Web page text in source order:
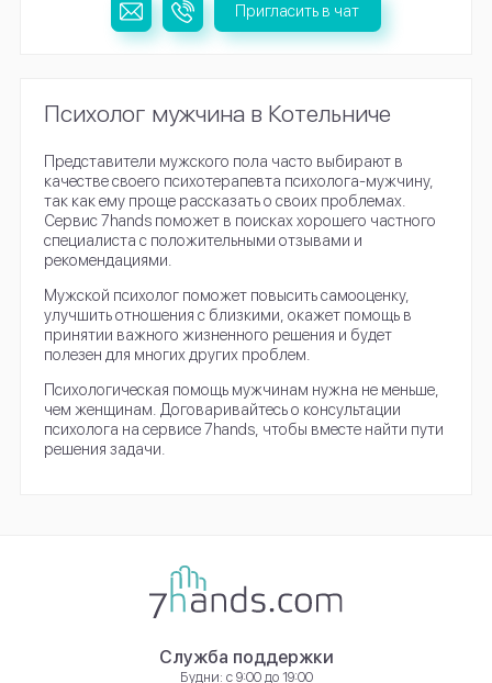
Пригласить в чат
Психолог мужчина в Котельниче
Представители мужского пола часто выбирают в
качестве своего психотерапевта психолога-мужчину,
так как ему проще рассказать о своих проблемах.
Сервис 7hands поможет в поисках хорошего частного
специалиста с положительными отзывами и
рекомендациями.
Мужской психолог поможет повысить самооценку,
улучшить отношения с близкими, окажет помощь в
принятии важного жизненного решения и будет
полезен для многих других проблем.
Психологическая помощь мужчинам нужна не меньше,
чем женщинам. Договаривайтесь о консультации
психолога на сервисе 7hands, чтобы вместе найти пути
решения задачи.
Служба поддержки
Будни: с 9:00 до 19:00